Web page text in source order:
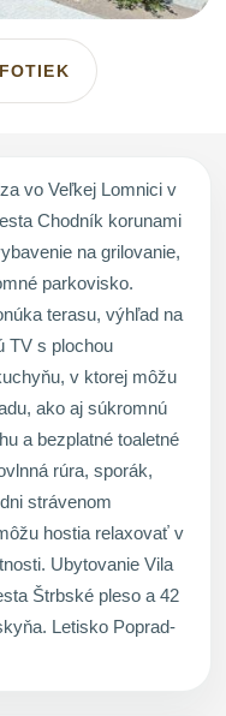
vo Veľkej Lomnici v
Chodník korunami
na grilovanie,
parkovisko.
terasu, výhľad na
TV s plochou
v ktorej môžu
ako aj súkromnú
a bezplatné toaletné
rúra, sporák,
strávenom
hostia relaxovať v
Ubytovanie Vila
Štrbské pleso a 42
Letisko Poprad-